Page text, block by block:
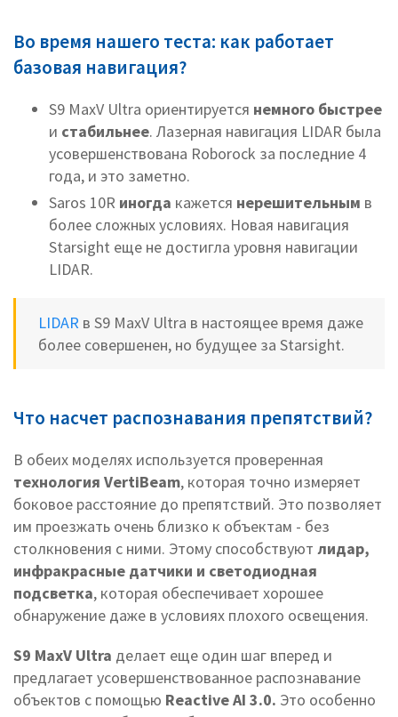
Во время нашего теста: как работает
базовая навигация?
S9 MaxV Ultra ориентируется немного быстрее
и стабильнее. Лазерная навигация LIDAR была
усовершенствована Roborock за последние 4
года, и это заметно.
Saros 10R иногда кажется нерешительным в
более сложных условиях. Новая навигация
Starsight еще не достигла уровня навигации
LIDAR.
LIDAR в S9 MaxV Ultra в настоящее время даже
более совершенен, но будущее за Starsight.
Что насчет распознавания препятствий?
В обеих моделях используется проверенная
технология VertiBeam, которая точно измеряет
боковое расстояние до препятствий. Это позволяет
им проезжать очень близко к объектам - без
столкновения с ними. Этому способствуют лидар,
инфракрасные датчики и светодиодная
подсветка, которая обеспечивает хорошее
обнаружение даже в условиях плохого освещения.
S9 MaxV Ultra делает еще один шаг вперед и
предлагает усовершенствованное распознавание
объектов с помощью Reactive AI 3.0. Это особенно